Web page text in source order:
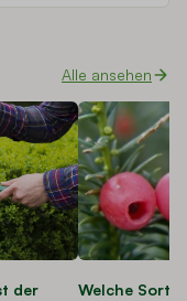
Alle ansehen
der
Welche